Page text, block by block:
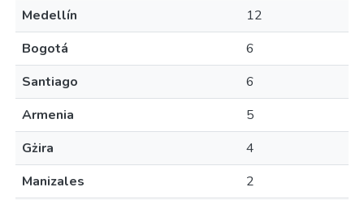
Medellín
12
Bogotá
6
Santiago
6
Armenia
5
Gżira
4
Manizales
2